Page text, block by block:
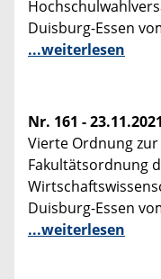
Duisburg-Essen
...weiterlesen
Nr. 161 - 23.11.2021
Vierte Ordnung
Fakultätsordnung
Duisburg-Essen
...weiterlesen